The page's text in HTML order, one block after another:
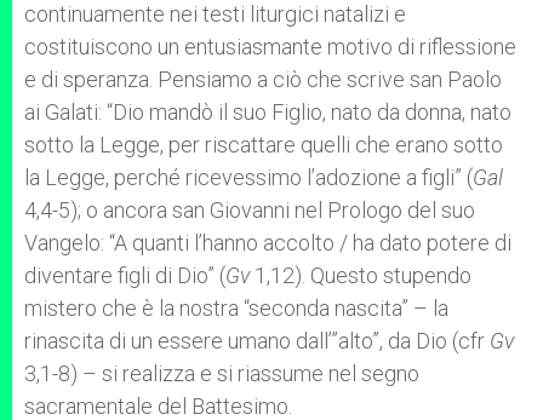
continuamente nei testi liturgici natalizi e
costituiscono un entusiasmante motivo di riflessione
e di speranza. Pensiamo a ciò che scrive san Paolo
ai Galati: “Dio mandò il suo Figlio, nato da donna, nato
sotto la Legge, per riscattare quelli che erano sotto
la Legge, perché ricevessimo l’adozione a figli” (Gal
4,4-5); o ancora san Giovanni nel Prologo del suo
Vangelo: “A quanti l’hanno accolto / ha dato potere di
diventare figli di Dio” (Gv1,12). Questo stupendo
mistero che è la nostra “seconda nascita” – la
rinascita di un essere umano dall’”alto”, da Dio (cfr Gv
3,1-8) – si realizza e si riassume nel segno
sacramentale del Battesimo.